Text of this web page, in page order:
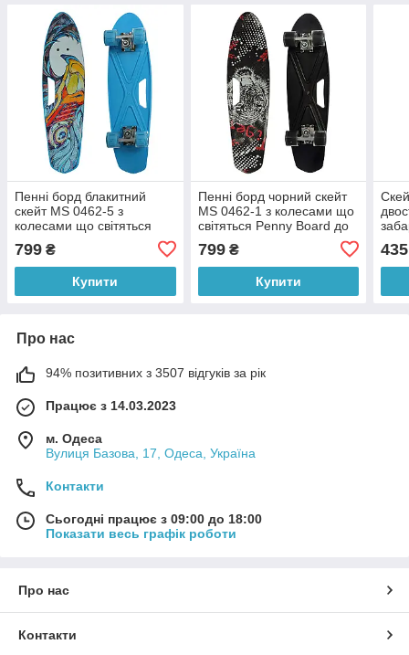
Пенні борд блакитний
скейт MS 0462-5 з
колесами що світяться
(IGR24)
799 ₴
Купити
Пенні борд чорний скейт
MS 0462-1 з колесами що
світяться Penny Board до
799₴
Купити
435
Про нас
94% позитивних з 3507 відгуків за рік
Працює з 14.03.2023
м. Одеса
Вулиця Базова, 17, Одеса, Україна
Контакти
Сьогодні працює з 09:00 до 18:00
Показати весь графік роботи
Про нас
Контакти